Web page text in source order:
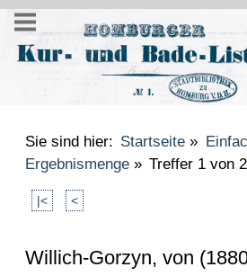
Sie sind hier: Startseite »
Ergebnismenge » Treffer 1 von 2
|< <
Willich-Gorzyn, von